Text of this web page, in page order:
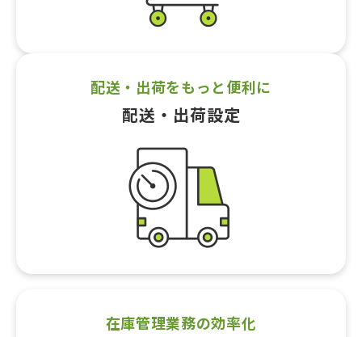
配送・出荷をもっと便利に
配送・出荷設定
在庫管理業務の効率化